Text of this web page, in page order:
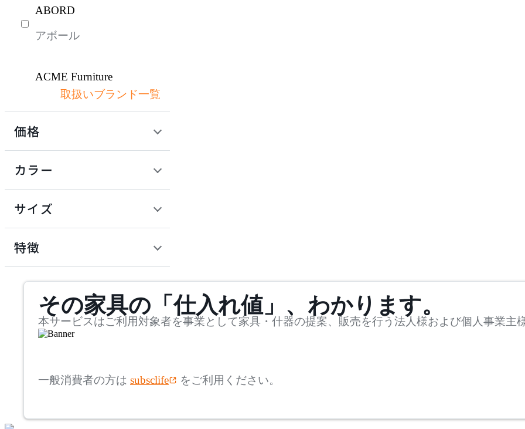
ABORD
アボール
ACME Furniture
アクメファニチャー
アダル
ADAL TOTAL INTERIOR
アコレクション
アドレス
取扱いブランド一覧
価格
カラー
サイズ
mm
検索
~
~
特徴
その家具の「仕入れ値」、わかります。
本サービスはご利用対象者を事業として家具・什器の提案、販売を行う法人様および個人事業主
一般消費者の方は subsclife をご利用ください。